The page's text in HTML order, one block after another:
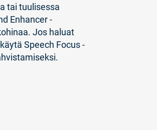
tai tuulisessa
Enhancer -
Jos haluat
Speech Focus -